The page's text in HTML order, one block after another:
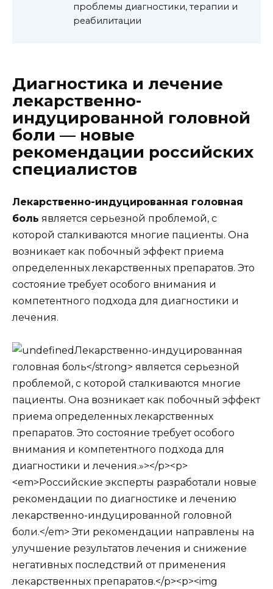
проблемы диагностики, терапии и
реабилитации
Диагностика и лечение
лекарственно-
индуцированной головной
боли — новые
рекомендации российских
специалистов
Лекарственно-индуцированная головная
боль является серьезной проблемой, с
которой сталкиваются многие пациенты. Она
возникает как побочный эффект приема
определенных лекарственных препаратов. Это
состояние требует особого внимания и
компетентного подхода для диагностики и
лечения.